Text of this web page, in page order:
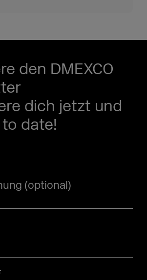
den DMEXCO
dich jetzt und
date!
(optional)